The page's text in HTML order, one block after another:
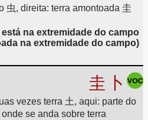
虫, direita: terra amontoada 圭
na extremidade do campo
na extremidade do campo)
圭 卜
vezes terra 土, aqui: parte do
se anda sobre terra